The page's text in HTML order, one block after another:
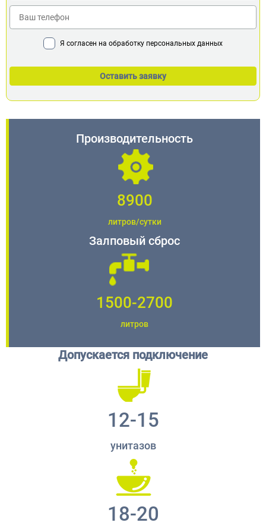
Я согласен на обработку персональных данных
Производительность
8900
литров/сутки
Залповый сброс
1500-2700
литров
Допускается подключение
12-15
унитазов
18-20